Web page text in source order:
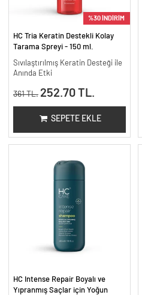
%30 İNDİRİM
HC Tria Keratin Destekli Kolay
Tarama Spreyi - 150 ml.
Sıvılaştırılmış Keratin Desteği ile
Anında Etki
361 TL. 252.70 TL.
SEPETE EKLE
HC Intense Repair Boyalı ve
Yıpranmış Saçlar için Yoğun